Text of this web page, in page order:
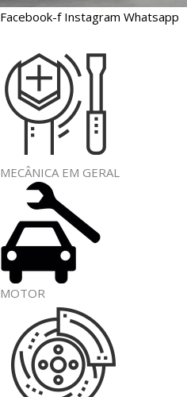
Facebook-f Instagram Whatsapp
MECÂNICA EM GERAL
MOTOR